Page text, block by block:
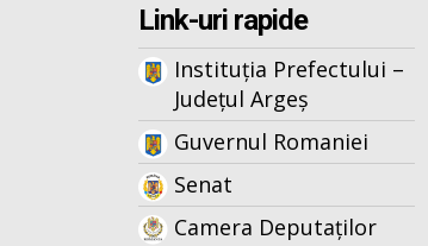
Link-uri rapide
Instituția Prefectului –
Județul Argeș
Guvernul Romaniei
Senat
Camera Deputaților